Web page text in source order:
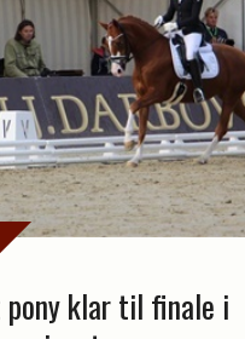
pony klar til finale i